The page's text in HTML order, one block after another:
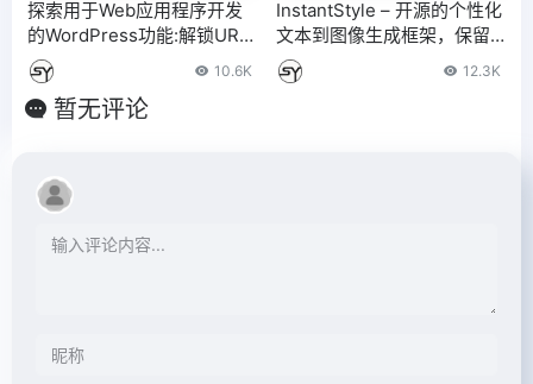
探索用于Web应用程序开发
的WordPress功能:解锁URL
重写功能
10.6K
InstantStyle – 开源的个性化
文本到图像生成框架，保留
风格一致性
12.3K
暂无评论